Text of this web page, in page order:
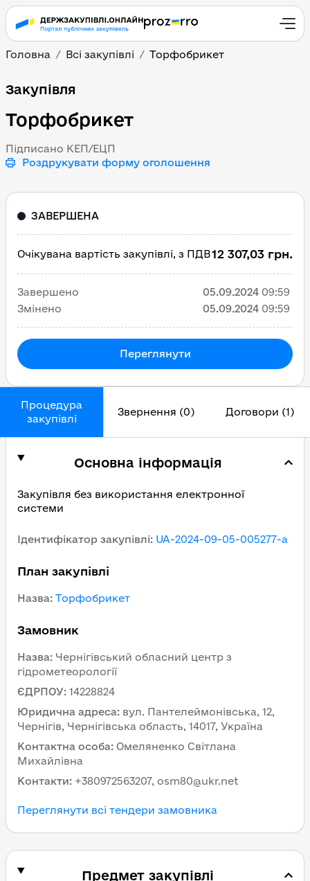
Головна Всі закупівлі Торфобрикет
Торфобрикет
Закупівля
Торфобрикет
Підписано КЕП/ЕЦП
Роздрукувати форму оголошення
Процедура
закупівлі
Звернення (0) Договори (1)
Основна інформація
Закупівля без використання електронної
системи
Ідентифікатор закупівлі: UA-2024-09-05-005277-a
План закупівлі
Назва: Торфобрикет
Замовник
Назва: Чернігівський обласний центр з
гідрометеорології
ЄДРПОУ: 14228824
Юридична адреса: вул. Пантелеймонівська, 12,
Чернігів, Чернігівська область, 14017, Україна
Контактна особа: Омеляненко Світлана
Михайлівна
Контакти: +380972563207, osm80@ukr.net
Переглянути всі тендери замовника
Предмет закупівлі
ЗАВЕРШЕНА
Очікувана вартість закупівлі, з ПДВ12 307,03 грн.
Завершено 05.09.2024 09:59
Змінено
05.09.2024 09:59
Переглянути